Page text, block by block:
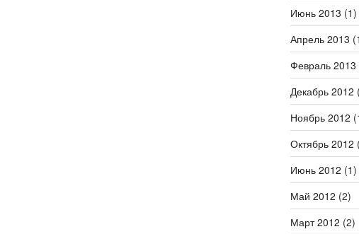
Июнь 2013 (1)
Апрель 2013
Февраль 2013
Декабрь 2012
Ноябрь 2012
Октябрь 2012
Июнь 2012 (1)
Май 2012 (2)
Март 2012 (2)